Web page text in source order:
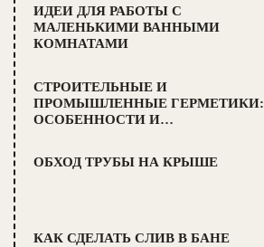
ИДЕИ ДЛЯ РАБОТЫ С
МАЛЕНЬКИМИ ВАННЫМИ
КОМНАТАМИ
СТРОИТЕЛЬНЫЕ И
ПРОМЫШЛЕННЫЕ ГЕРМЕТИКИ:
ОСОБЕННОСТИ И…
ОБХОД ТРУБЫ НА КРЫШЕ
КАК СДЕЛАТЬ СЛИВ В БАНЕ